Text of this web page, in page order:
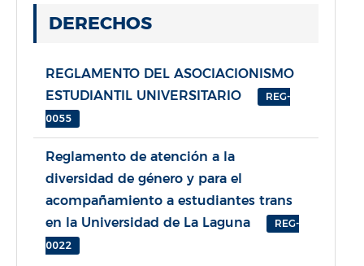
DERECHOS
REGLAMENTO DEL ASOCIACIONISMO
ESTUDIANTIL UNIVERSITARIO
REG-
0055
Reglamento de atención a la
diversidad de género y para el
acompañamiento a estudiantes trans
en la Universidad de La Laguna
REG-
0022